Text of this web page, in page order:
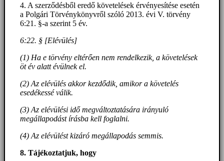
4. A szerződésből eredő követelések érvényesítése esetén
a Polgári Törvénykönyvről szóló 2013. évi V. törvény
6:21. §-a szerint 5 év.
6:22. § [Elévülés]
(1) Ha e törvény eltérően nem rendelkezik, a követelések
öt év alatt évülnek el.
(2) Az elévülés akkor kezdődik, amikor a követelés
esedékessé válik.
(3) Az elévülési idő megváltoztatására irányuló
megállapodást írásba kell foglalni.
(4) Az elévülést kizáró megállapodás semmis.
8. Tájékoztatjuk, hogy